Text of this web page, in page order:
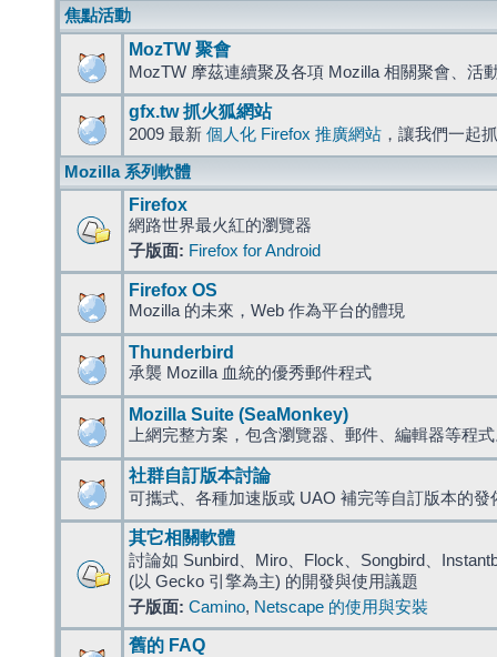
焦點活動
MozTW 聚會
MozTW 摩茲連續聚及各項 Mozilla 相關聚會、活
gfx.tw 抓火狐網站
2009 最新 個人化 Firefox 推廣網站 ，讓我們一起
Mozilla 系列軟體
Firefox
網路世界最火紅的瀏覽器
子版面: Firefox for Android
Firefox OS
Mozilla 的未來，Web 作為平台的體現
Thunderbird
承襲 Mozilla 血統的優秀郵件程式
Mozilla Suite (SeaMonkey)
上網完整方案，包含瀏覽器、郵件、編輯器等程
社群自訂版本討論
可攜式、各種加速版或 UAO 補完等自訂版本的發
其它相關軟體
討論如 Sunbird、Miro、Flock、Songbird、
(以 Gecko 引擎為主) 的開發與使用議題
子版面: Camino, Netscape 的使用與安裝
舊的 FAQ